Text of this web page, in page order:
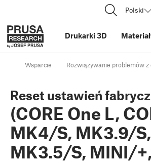
Polski
Drukarki 3D
Wsparcie Rozwiązywanie problemów
Reset ustawień
(CORE One L,
MK4/S, MK3.9/S,
MK3.5/S, MINI/